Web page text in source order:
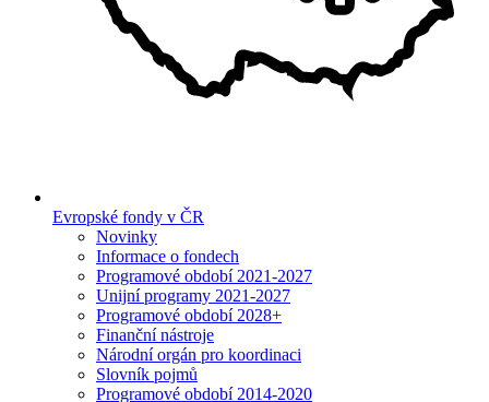
Evropské fondy v ČR
Novinky
Informace o fondech
Programové období 2021-2027
Unijní programy 2021-2027
Programové období 2028+
Finanční nástroje
Národní orgán pro koordinaci
Slovník pojmů
Programové období 2014-2020